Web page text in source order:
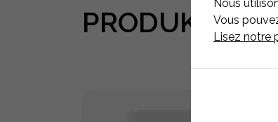
PRODUKTE
Nous
Vous
Lisez notre